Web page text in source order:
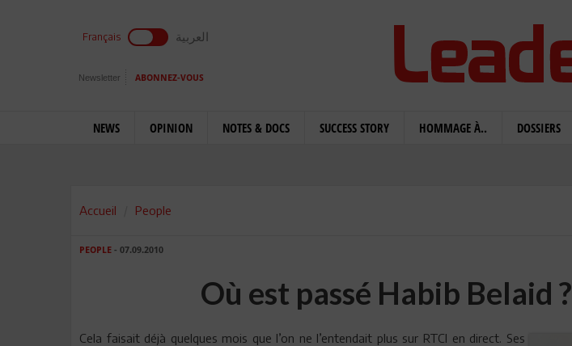
Français العربية
Newsletter ABONNEZ-VOUS
NEWS OPINION NOTES & DOCS SUCCESS STORY HOMMAGE À.. DOSSIERS
Accueil People
PEOPLE - 07.09.2010
Où est passé Habib Belaid ?
Cela faisait déjà quelques mois que l’on ne l’entendait plus sur RTCI en direct. Ses